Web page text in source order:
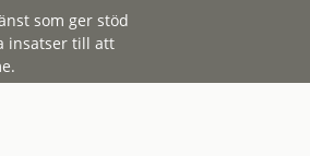
som ger stöd
insatser till att